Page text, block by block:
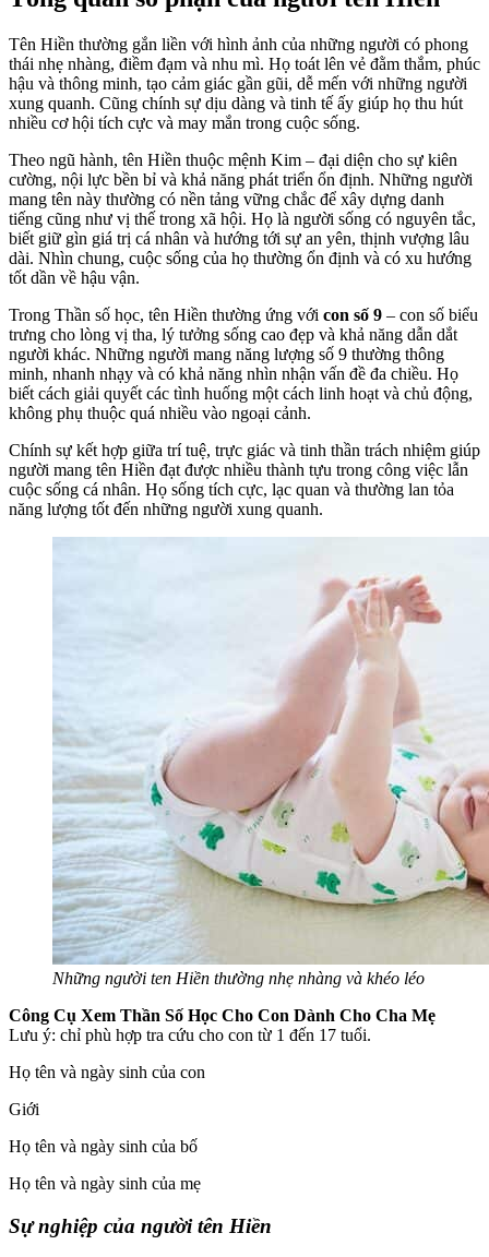
Tên Hiền thường gắn liền với hình ảnh của những người có phong
thái nhẹ nhàng, điềm đạm và nhu mì. Họ toát lên vẻ đằm thắm, phúc
hậu và thông minh, tạo cảm giác gần gũi, dễ mến với những người
xung quanh. Cũng chính sự dịu dàng và tinh tế ấy giúp họ thu hút
nhiều cơ hội tích cực và may mắn trong cuộc sống.
Theo ngũ hành, tên Hiền thuộc mệnh Kim – đại diện cho sự kiên
cường, nội lực bền bỉ và khả năng phát triển ổn định. Những người
mang tên này thường có nền tảng vững chắc để xây dựng danh
tiếng cũng như vị thế trong xã hội. Họ là người sống có nguyên tắc,
biết giữ gìn giá trị cá nhân và hướng tới sự an yên, thịnh vượng lâu
dài. Nhìn chung, cuộc sống của họ thường ổn định và có xu hướng
tốt dần về hậu vận.
Trong Thần số học, tên Hiền thường ứng với con số 9 – con số biểu
trưng cho lòng vị tha, lý tưởng sống cao đẹp và khả năng dẫn dắt
người khác. Những người mang năng lượng số 9 thường thông
minh, nhanh nhạy và có khả năng nhìn nhận vấn đề đa chiều. Họ
biết cách giải quyết các tình huống một cách linh hoạt và chủ động,
không phụ thuộc quá nhiều vào ngoại cảnh.
Chính sự kết hợp giữa trí tuệ, trực giác và tinh thần trách nhiệm giúp
người mang tên Hiền đạt được nhiều thành tựu trong công việc lẫn
cuộc sống cá nhân. Họ sống tích cực, lạc quan và thường lan tỏa
năng lượng tốt đến những người xung quanh.
Những người ten Hiền thường nhẹ nhàng và khéo léo
Công Cụ Xem Thần Số Học Cho Con Dành Cho Cha Mẹ
Lưu ý: chỉ phù hợp tra cứu cho con từ 1 đến 17 tuổi.
Họ tên và ngày sinh của con
Giới
Họ tên và ngày sinh của bố
Họ tên và ngày sinh của mẹ
Sự nghiệp của người tên Hiền